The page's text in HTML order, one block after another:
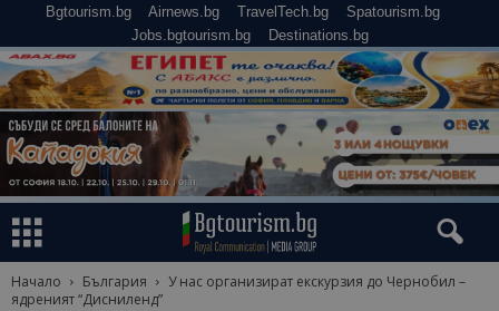
Bgtourism.bg Airnews.bg TravelTech.bg
Spatourism.bg
Jobs.bgtourism.bg
Destinations.bg
Начало България
У нас организират екскурзия до Чернобил –
ядреният “Дисниленд”